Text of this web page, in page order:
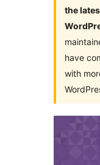
the
have
with